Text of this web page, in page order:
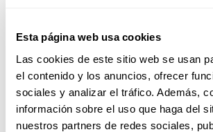
Esta página web usa cookies
Las cookies de este sitio web se usan
el contenido y los anuncios, ofrecer
sociales y analizar el tráfico. Además,
información sobre el uso que haga del
nuestros partners de redes sociales,
SEGUIR LEYENDO